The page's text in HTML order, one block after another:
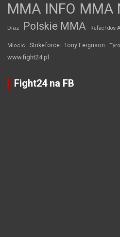
MMA INFO MMA
Diaz Polskie MMA Rafael dos
Miocic Strikeforce Tony Ferguson
www.fight24.pl
Fight24 na FB